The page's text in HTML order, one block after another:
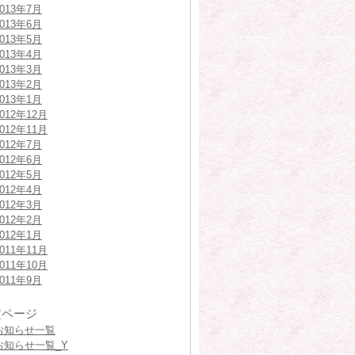
年7月
年6月
年5月
年4月
年3月
年2月
年1月
年12月
年11月
年7月
年6月
年5月
年4月
年3月
年2月
年1月
年11月
年10月
年9月
ージ
知らせ一覧
知らせ一覧_Y